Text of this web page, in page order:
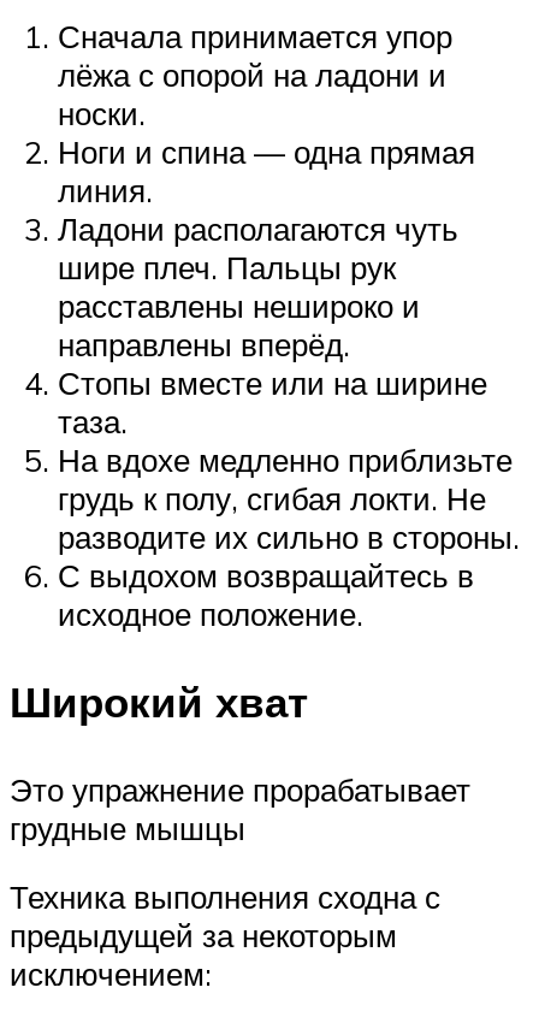
Сначала принимается упор
лёжа с опорой на ладони и
носки.
Ноги и спина — одна прямая
линия.
Ладони располагаются чуть
шире плеч. Пальцы рук
расставлены нешироко и
направлены вперёд.
Стопы вместе или на ширине
таза.
На вдохе медленно приблизьте
грудь к полу, сгибая локти. Не
разводите их сильно в стороны.
С выдохом возвращайтесь в
исходное положение.
Широкий хват
Это упражнение прорабатывает
грудные мышцы
Техника выполнения сходна с
предыдущей за некоторым
исключением: